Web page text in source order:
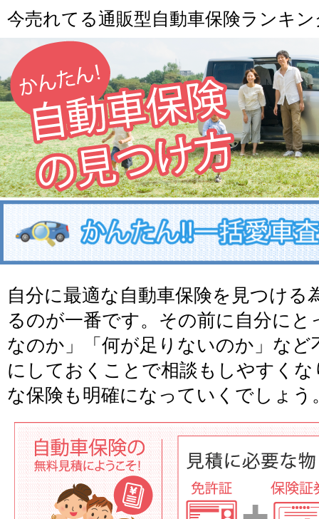
今売れてる通販型自動車保険ランキン
自分に最適な自動車保険を見つける
るのが一番です。その前に自分にと
なのか」「何が足りないのか」など
にしておくことで相談もしやすくな
な保険も明確になっていくでしょう